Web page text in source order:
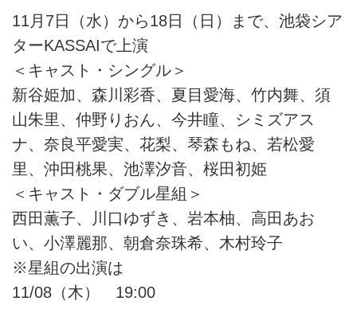
11月7日（水）から18日（日）まで、池袋シア
ターKASSAIで上演
＜キャスト・シングル＞
新谷姫加、森川彩香、夏目愛海、竹内舞、須
山朱里、仲野りおん、今井瞳、シミズアス
ナ、奈良平愛実、花梨、琴森もね、若松愛
里、沖田桃果、池澤汐音、桜田初姫
＜キャスト・ダブル星組＞
西田薫子、川口ゆずき、岩本柚、高田あお
い、小澤麗那、朝倉奈珠希、木村玲子
※星組の出演は
11/08（木） 19:00